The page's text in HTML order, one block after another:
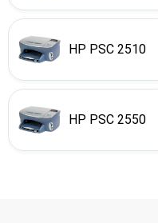
HP PSC 2510
HP PSC 2550